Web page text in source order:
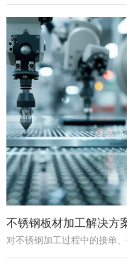
不锈钢板材加工解决方